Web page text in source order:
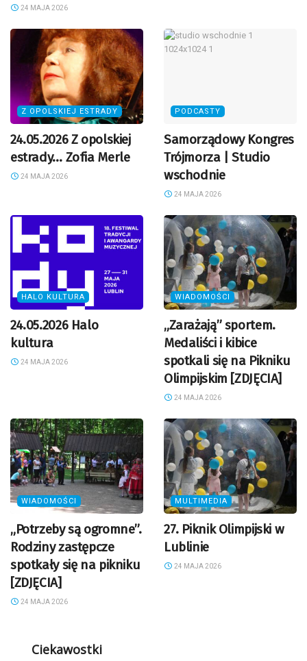
24 MAJA 2026
Z OPOLSKIEJ ESTRADY
24.05.2026 Z opolskiej
estrady… Zofia Merle
24 MAJA 2026
PODCASTY
Samorządowy Kongres
Trójmorza | Studio
wschodnie
24 MAJA 2026
HALO KULTURA
24.05.2026 Halo
kultura
24 MAJA 2026
WIADOMOŚCI
„Zarażają” sportem.
Medaliści i kibice
spotkali się na Pikniku
Olimpijskim [ZDJĘCIA]
24 MAJA 2026
WIADOMOŚCI
„Potrzeby są ogromne”.
Rodziny zastępcze
spotkały się na pikniku
[ZDJĘCIA]
24 MAJA 2026
MULTIMEDIA
27. Piknik Olimpijski w
Lublinie
24 MAJA 2026
Ciekawostki